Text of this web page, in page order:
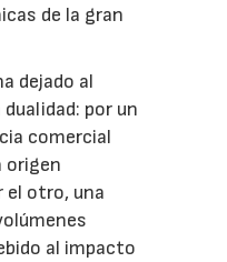
de la gran
dejado al
por un
comercial
origen
el otro, una
al impacto